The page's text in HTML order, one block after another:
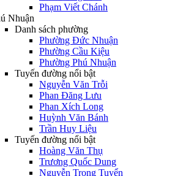
Phạm Viết Chánh
Nhuận
Danh sách phường
Phường Đức Nhuận
Phường Cầu Kiệu
Phường Phú Nhuận
Tuyến đường nổi bật
Nguyễn Văn Trỗi
Phan Đăng Lưu
Phan Xích Long
Huỳnh Văn Bánh
Trần Huy Liệu
Tuyến đường nổi bật
Hoàng Văn Thụ
Trương Quốc Dung
Nguyễn Trọng Tuyển